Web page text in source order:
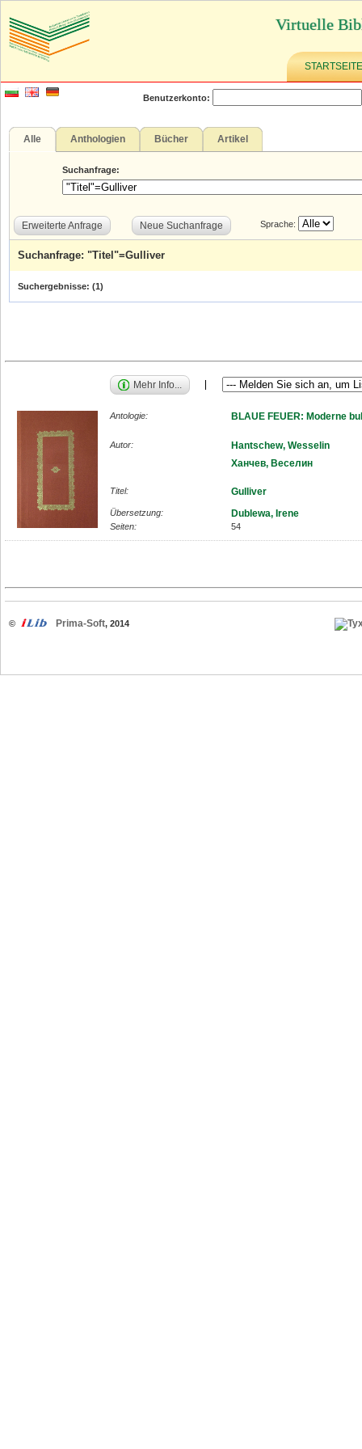
Virtuelle
STARTSEITE
Benutzerkonto:
Alle Anthologien Bücher Artikel
Suchanfrage:
Erweiterte Anfrage Neue Suchanfrage Sprache:
Suchanfrage: "Titel"=Gulliver
Suchergebnisse: (1)
Mehr Info...
Antologie: BLAUE FEUER: Moderne
Autor:
Hantschew, Wesselin
Ханчев, Веселин
Titel: Gulliver
Übersetzung: Dublewa, Irene
Seiten: 54
© Prima-Soft, 2014